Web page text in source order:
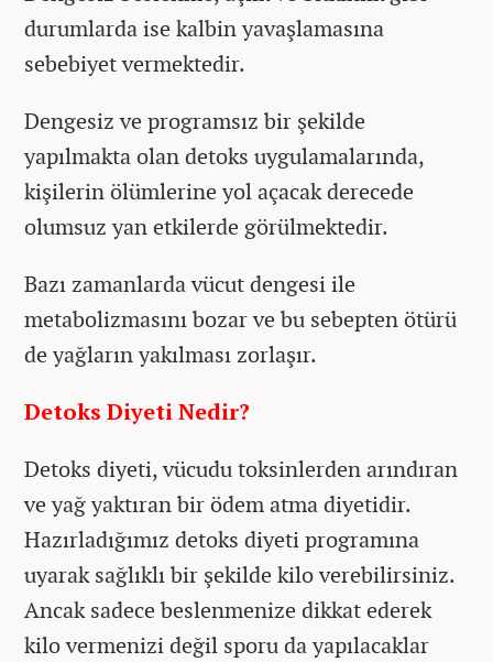
durumlarda ise kalbin yavaşlamasına
sebebiyet vermektedir.
Dengesiz ve programsız bir şekilde
yapılmakta olan detoks uygulamalarında,
kişilerin ölümlerine yol açacak derecede
olumsuz yan etkilerde görülmektedir.
Bazı zamanlarda vücut dengesi ile
metabolizmasını bozar ve bu sebepten ötürü
de yağların yakılması zorlaşır.
Detoks Diyeti Nedir?
Detoks diyeti, vücudu toksinlerden arındıran
ve yağ yaktıran bir ödem atma diyetidir.
Hazırladığımız detoks diyeti programına
uyarak sağlıklı bir şekilde kilo verebilirsiniz.
Ancak sadece beslenmenize dikkat ederek
kilo vermenizi değil sporu da yapılacaklar